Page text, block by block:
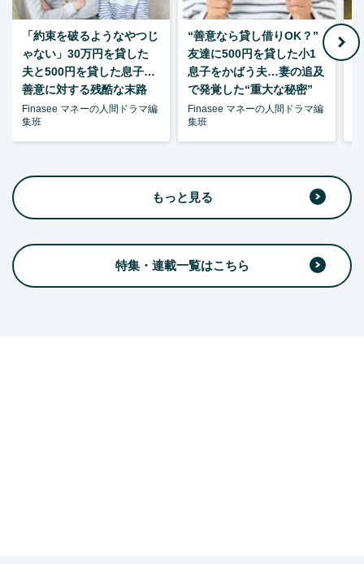
「約束を破るようなやつじ
ゃない」30万円を貸した
夫と500円を貸した息子…
善意に対する残酷な末路
Finasee マネーの人間ドラマ編
集班
“善意なら貸し借りOK？”
友達に500円を貸した小1
息子をかばう夫…妻の追及
で発覚した“重大な秘密”
Finasee マネーの人間ドラマ編
集班
もっと見る
特集・連載一覧はこちら